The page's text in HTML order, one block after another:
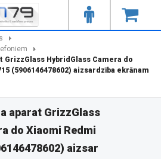
GrizzGlass HybridGlass Camera do
(5906146478602) aizsardzība ekrānam
aparat GrizzGlass
do Xiaomi Redmi
aizsar